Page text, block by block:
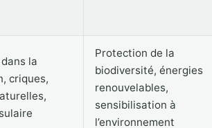
la
criques,
Protection de la
biodiversité, énergies
renouvelables,
sensibilisation à
l’environnement